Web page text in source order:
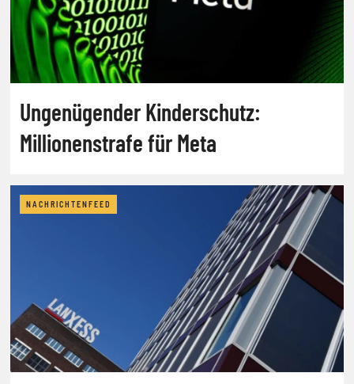
Ungenügender Kinderschutz:
Millionenstrafe für Meta
NACHRICHTENFEED